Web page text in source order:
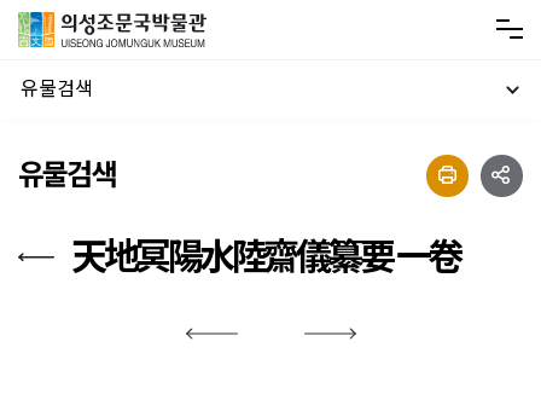
유물검색
유물검색
天地冥陽水陸齋儀纂要 一卷